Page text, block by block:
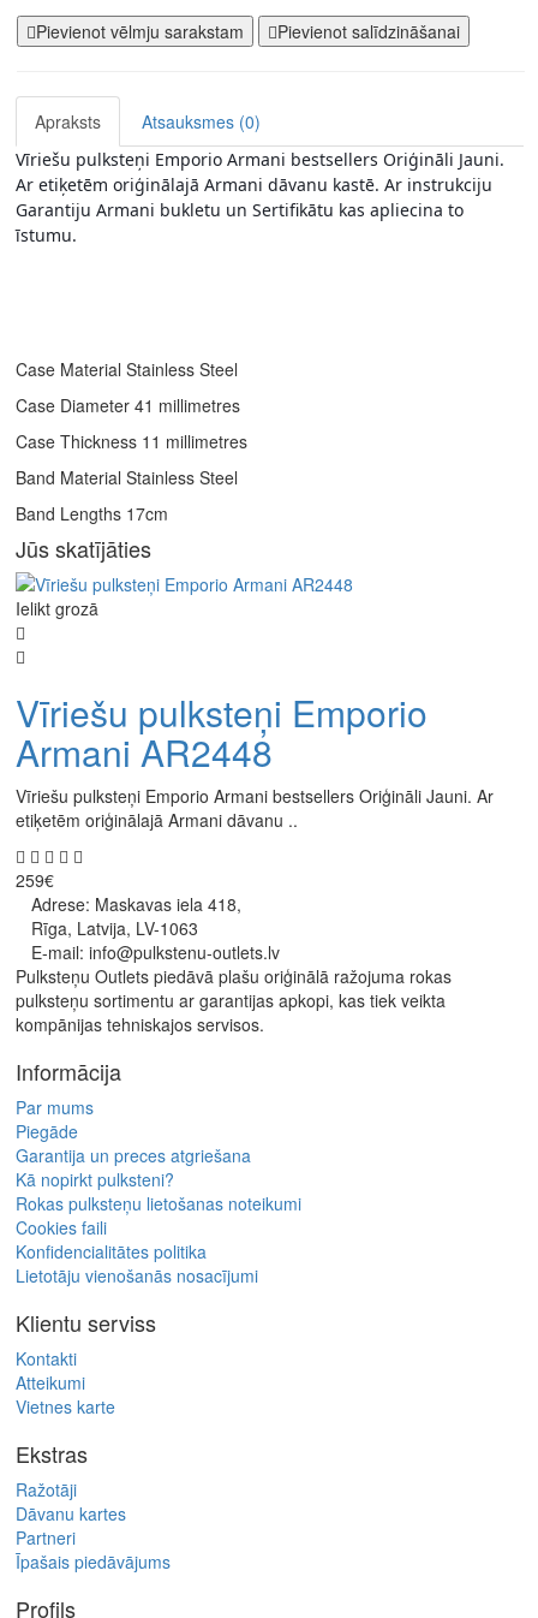
Pievienot vēlmju sarakstam Pievienot salīdzināšanai
Apraksts Atsauksmes (0)
Vīriešu pulksteņi Emporio Armani bestsellers Oriģināli Jauni.
Ar etiķetēm oriģinālajā Armani dāvanu kastē. Ar instrukciju
Garantiju Armani bukletu un Sertifikātu kas apliecina to
īstumu.
Case Material Stainless Steel
Case Diameter 41 millimetres
Case Thickness 11 millimetres
Band Material Stainless Steel
Band Lengths 17cm
Jūs skatījāties
Ielikt grozā
Vīriešu pulksteņi Emporio
Armani AR2448
Vīriešu pulksteņi Emporio Armani bestsellers Oriģināli Jauni. Ar
etiķetēm oriģinālajā Armani dāvanu ..
259€
Adrese: Maskavas iela 418,
Rīga, Latvija, LV-1063
E-mail: info@pulkstenu-outlets.lv
Pulksteņu Outlets piedāvā plašu oriģinālā ražojuma rokas
pulksteņu sortimentu ar garantijas apkopi, kas tiek veikta
kompānijas tehniskajos servisos.
Informācija
Par mums
Piegāde
Garantija un preces atgriešana
Kā nopirkt pulksteni?
Rokas pulksteņu lietošanas noteikumi
Cookies faili
Konfidencialitātes politika
Lietotāju vienošanās nosacījumi
Klientu serviss
Kontakti
Atteikumi
Vietnes karte
Ekstras
Ražotāji
Dāvanu kartes
Partneri
Īpašais piedāvājums
Profils